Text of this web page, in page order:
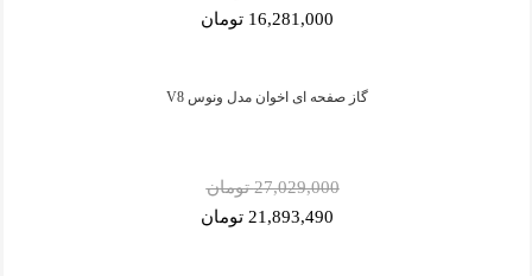
16,281,000 تومان
گاز صفحه ای اخوان مدل ونوس V8
27,029,000 تومان
21,893,490 تومان